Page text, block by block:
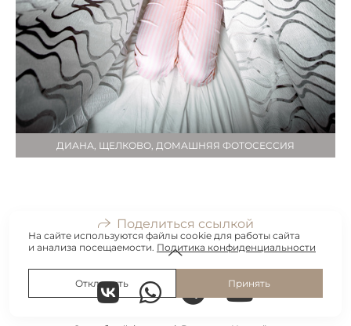
ДИАНА, ЩЕЛКОВО, ДОМАШНЯЯ ФОТОСЕССИЯ
Поделиться ссылкой
На сайте используются файлы cookie для работы сайта
и анализа посещаемости. Политика конфиденциальности
Отклонить Принять